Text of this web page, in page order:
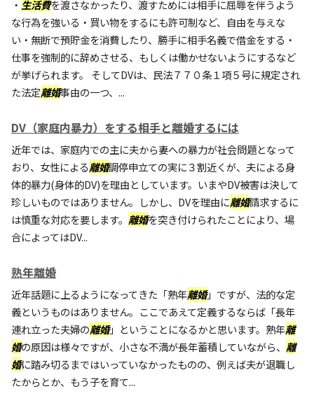
・ 生活費を渡さなかったり、渡すためには相手に屈辱を伴うよう
な行為を強いる・買い物をするにも許可制など、自由を与えな
い・無断で預貯金を消費したり、勝手に相手名義で借金をする・
仕事を強制的に辞めさせる、もしくは働かせないようにするなど
が挙げられます。 そしてDVは、民法７７０条１項５号に規定され
た法定離婚事由の一つ、...
DV（家庭内暴力）をする相手と離婚するには
近年では、家庭内での主に夫から妻への暴力が社会問題となって
おり、女性による離婚調停申立ての実に３割近くが、夫による身
体的暴力(身体的DV)を理由としています。いまやDV被害は決して
珍しいものではありません。しかし、DVを理由に離婚請求するに
は慎重な対応を要します。 離婚を突き付けられたことにより、場
合によってはDV...
熟年離婚
近年話題に上るようになってきた「熟年離婚」ですが、法的な定
義というものはありません。ここであえて定義するならば「長年
連れ立った夫婦の離婚」ということになるかと思います。熟年離
婚の原因は様々ですが、小さな不満が長年蓄積していながら、 離
婚に踏み切るまではいっていなかったものの、例えば夫が退職し
たからとか、もう子を育て...